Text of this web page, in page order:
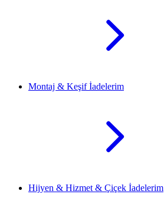
Montaj & Keşif İadelerim
Hijyen & Hizmet & Çiçek İadelerim